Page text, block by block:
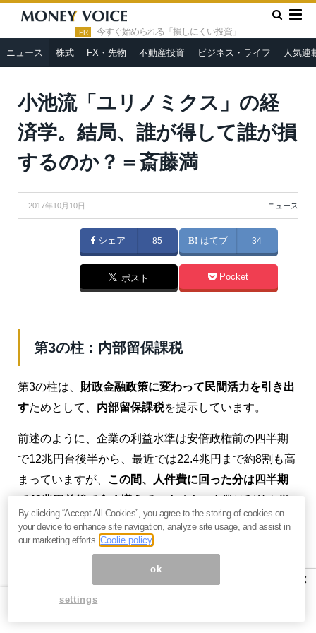
PR 今すぐ始められる「損しにくい投資」
ニュース 株式 FX・先物 不動産投資 ビジネス・ライフ 人気連
HOME » ニュース »
小池流「ユリノミクス」の経済学。結局、
誰が得して誰が損するのか？＝斎藤満
FromWikimedia Commons
小池流「ユリノミクス」の経
済学。結局、誰が得して誰が損
するのか？＝斎藤満
2017年10月10日 ニュース
シェア 85 はてブ 34
ポスト Pocket
第3の柱：内部留保課税
第3の柱は、 財政金融政策に変わって民間活力を引き出
すためとして、 内部留保課税を提示しています。
前述のように、企業の利益水準は安倍政権前の四半期
で12兆円台後半から、最近では22.4兆円まで約8割も高
まっていますが、 この間、人件費に回った分は四半期
で43兆円前後で全く増えていません。企業は利益を労
働者に還元せず、ひたすら「利益剰余金」という内部
留保に積み上げました。
内部留保は12年12月の274兆円から、今年6月には388
×
By clicking “Accept All Cookies”, you agree to the storing of cookies on
your device to enhance site navigation, analyze site usage, and assist in
our marketing efforts.Coolie policy
ok
settings